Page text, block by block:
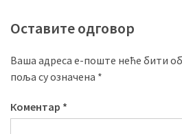
Оставите одговор
Ваша адреса е-поште неће бити
поља су означена *
Коментар *